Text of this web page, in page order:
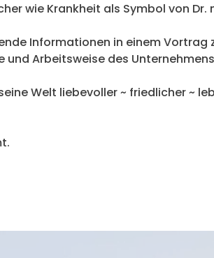
wie Krankheit als Symbol von Dr.
Informationen in einem Vortrag
Arbeitsweise des
Welt liebevoller ~ friedlicher ~